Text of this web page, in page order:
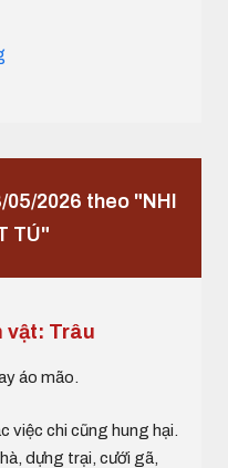
2026 theo "NHI
TÚ"
vật: Trâu
áo mão.
việc chi cũng hung hại.
dựng trại, cưới gã,